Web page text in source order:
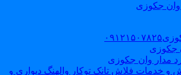
جکوزی
مدار وان جکوزی
خدمات فلاش تانک توکار والهنگ دیواری و